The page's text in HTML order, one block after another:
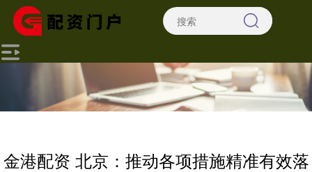
金港配资 北京：推动各项措施精准有效落